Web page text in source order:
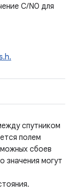
C/N0 для
спутником
полем
сбоев
значения могут